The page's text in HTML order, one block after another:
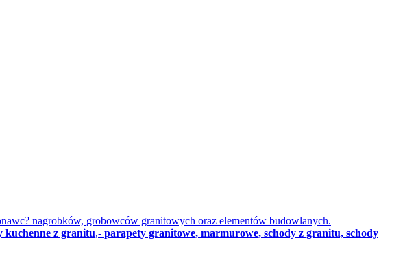
nagrobków, grobowców granitowych oraz elementów budowlanych.
kuchenne z granitu,- parapety granitowe, marmurowe, schody z granitu, schody